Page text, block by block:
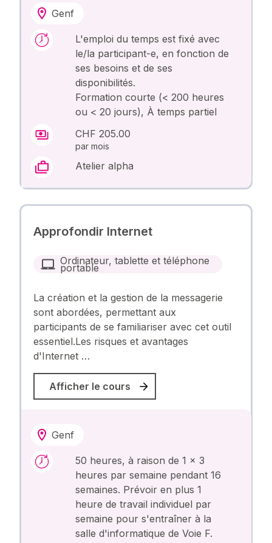
Genf
L'emploi du temps est fixé avec
le/la participant-e, en fonction de
ses besoins et de ses
disponibilités.
Formation courte (< 200 heures
ou < 20 jours), À temps partiel
CHF 205.00
par mois
Atelier alpha
Approfondir Internet
Ordinateur, tablette et téléphone
portable
La création et la gestion de la messagerie
sont abordées, permettant aux
participants de se familiariser avec cet outil
essentiel.Les risques et avantages
d'Internet …
Afficher le cours
Genf
50 heures, à raison de 1 x 3
heures par semaine pendant 16
semaines. Prévoir en plus 1
heure de travail individuel par
semaine pour s'entraîner à la
salle d'informatique de Voie F.